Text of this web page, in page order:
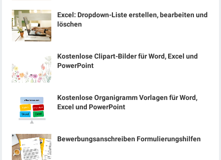
Excel: Dropdown-Liste erstellen, bearbeiten und
löschen
Kostenlose Clipart-Bilder für Word, Excel und
PowerPoint
Kostenlose Organigramm Vorlagen für Word,
Excel und PowerPoint
Bewerbungsanschreiben Formulierungshilfen